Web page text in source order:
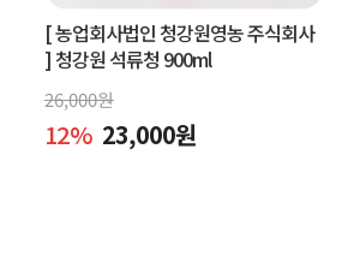
[ 농업회사법인 청강원영농 주식회사
] 청강원 석류청 900ml
26,000원
12% 23,000원